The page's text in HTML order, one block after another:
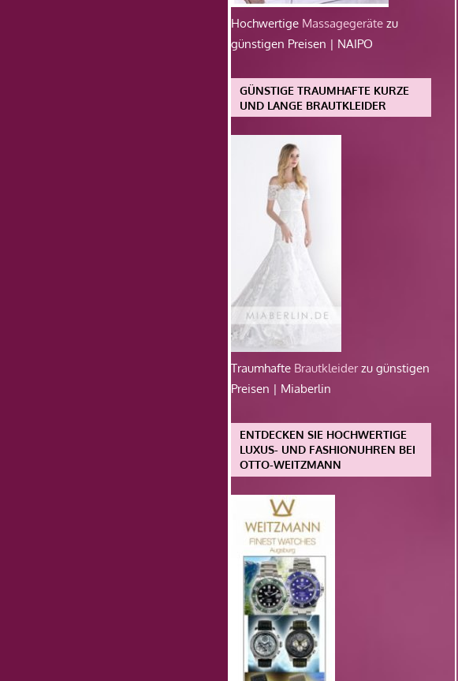
Hochwertige Massagegeräte zu
günstigen Preisen | NAIPO
GÜNSTIGE TRAUMHAFTE KURZE
UND LANGE BRAUTKLEIDER
Traumhafte Brautkleiderzu günstigen
Preisen | Miaberlin
ENTDECKEN SIE HOCHWERTIGE
LUXUS- UND FASHIONUHREN BEI
OTTO-WEITZMANN